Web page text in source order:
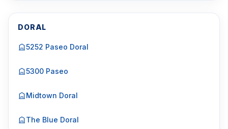
DORAL
5252 Paseo Doral
5300 Paseo
Midtown Doral
The Blue Doral